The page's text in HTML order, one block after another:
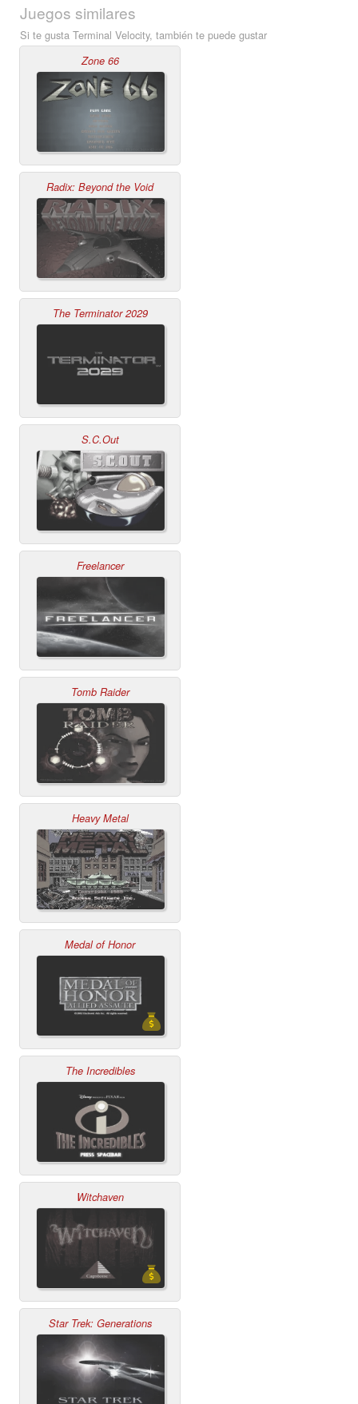
Juegos similares
Si te gusta Terminal Velocity, también te puede gustar
Zone 66
Radix: Beyond the Void
The Terminator 2029
S.C.Out
Freelancer
Tomb Raider
Heavy Metal
Medal of Honor
The Incredibles
Witchaven
Star Trek: Generations